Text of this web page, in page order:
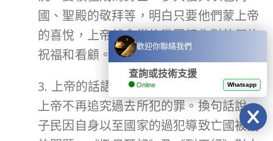
國、聖殿的敬拜等，明白只要他們蒙上帝
的喜悅，上帝就會從施懲罰轉為對他們的
祝福和看顧。
3. 上帝的話語是可靠、無謬誤的，而且
上帝不再追究過去所犯的罪。換句話說，
子民因自身以至國家的過犯導致亡國被擄
歡迎你聯絡我們
查詢或技術支援
Online Whatsapp